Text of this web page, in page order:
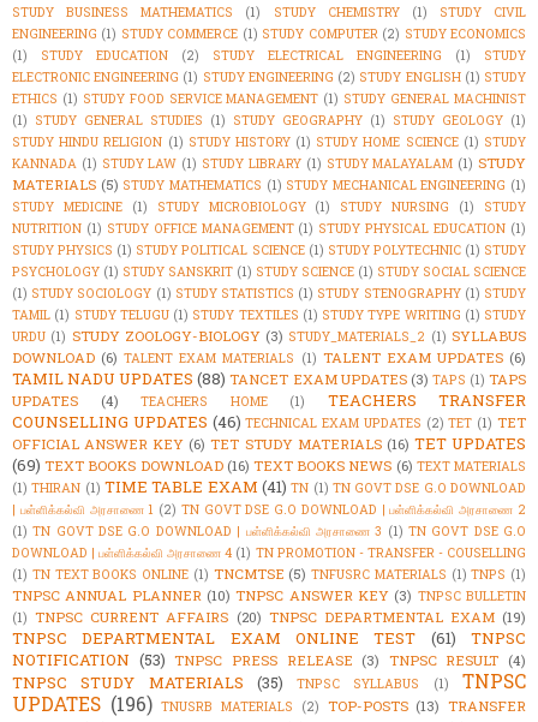
STUDY BUSINESS MATHEMATICS (1) STUDY CHEMISTRY (1)
STUDY CIVIL
ENGINEERING (1) STUDY COMMERCE (1) STUDY COMPUTER (2) STUDY ECONOMICS
(1)
STUDY EDUCATION (2) STUDY ELECTRICAL ENGINEERING (1)
STUDY
ELECTRONIC ENGINEERING (1) STUDY ENGINEERING (2) STUDY ENGLISH (1) STUDY
ETHICS (1) STUDY FOOD SERVICE MANAGEMENT (1) STUDY GENERAL MACHINIST
(1) STUDY GENERAL STUDIES (1) STUDY GEOGRAPHY (1) STUDY GEOLOGY (1)
STUDY HINDU RELIGION (1) STUDY HISTORY (1) STUDY HOME SCIENCE (1) STUDY
KANNADA (1) STUDY LAW (1) STUDY LIBRARY (1) STUDY MALAYALAM (1) STUDY
MATERIALS (5) STUDY MATHEMATICS (1) STUDY MECHANICAL ENGINEERING (1)
STUDY MEDICINE
(1) STUDY MICROBIOLOGY (1) STUDY NURSING (1)
STUDY
NUTRITION (1) STUDY OFFICE MANAGEMENT (1) STUDY PHYSICAL EDUCATION (1)
STUDY PHYSICS (1) STUDY POLITICAL SCIENCE (1) STUDY POLYTECHNIC (1) STUDY
PSYCHOLOGY (1) STUDY SANSKRIT (1) STUDY SCIENCE (1) STUDY SOCIAL SCIENCE
(1) STUDY SOCIOLOGY (1) STUDY STATISTICS (1) STUDY STENOGRAPHY (1) STUDY
TAMIL (1) STUDY TELUGU (1) STUDY TEXTILES (1) STUDY TYPE WRITING (1) STUDY
URDU (1) STUDY ZOOLOGY-BIOLOGY (3) STUDY_MATERIALS_2 (1) SYLLABUS
DOWNLOAD (6) TALENT EXAM MATERIALS (1) TALENT EXAM UPDATES (6)
TAMIL NADU UPDATES (88) TANCET EXAM UPDATES (3) TAPS (1) TAPS
UPDATES
(4) TEACHERS HOME (1)
TEACHERS TRANSFER
COUNSELLING UPDATES (46) TECHNICAL EXAM UPDATES (2) TET (1) TET
OFFICIAL ANSWER KEY (6) TET STUDY MATERIALS (16) TET UPDATES
(69) TEXT BOOKS DOWNLOAD (16) TEXT BOOKS NEWS (6) TEXT MATERIALS
(1) THIRAN (1) TIME TABLE EXAM (41) TN (1) TN GOVT DSE G.O DOWNLOAD
| பள்ளிக்கல்வி அரசாணை 1 (2) TN GOVT DSE G.O DOWNLOAD | பள்ளிக்கல்வி அரசாணை 2
(1) TN GOVT DSE G.O DOWNLOAD | பள்ளிக்கல்வி அரசாணை 3 (1) TN GOVT DSE G.O
DOWNLOAD | பள்ளிக்கல்வி அரசாணை 4 (1) TN PROMOTION - TRANSFER - COUSELLING
(1) TN TEXT BOOKS ONLINE (1) TNCMTSE (5) TNFUSRC MATERIALS (1) TNPS (1)
TNPSC ANNUAL PLANNER (10) TNPSC ANSWER KEY (3) TNPSC BULLETIN
(1) TNPSC CURRENT AFFAIRS (20) TNPSC DEPARTMENTAL EXAM (19)
TNPSC DEPARTMENTAL EXAM ONLINE TEST (61)
TNPSC
NOTIFICATION (53) TNPSC PRESS RELEASE (3) TNPSC RESULT (4)
TNPSC STUDY MATERIALS (35) TNPSC SYLLABUS (1)
TNPSC
UPDATES (196) TNUSRB MATERIALS (2) TOP-POSTS (13) TRANSFER